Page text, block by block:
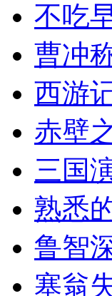
不吃
曹冲
西游
赤壁
三国
熟悉
鲁智
塞翁